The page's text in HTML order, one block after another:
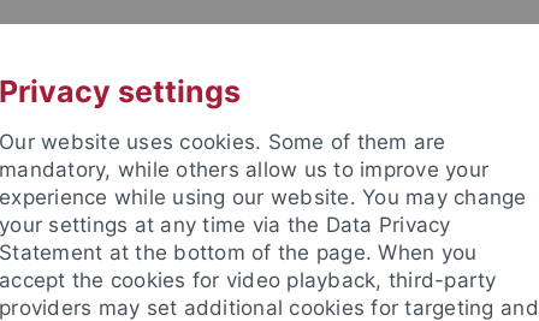
Privacy settings
Our website uses cookies. Some of them are
mandatory, while others allow us to improve your
experience while using our website. You may change
your settings at any time via the Data Privacy
Statement at the bottom of the page. When you
accept the cookies for video playback, third-party
providers may set additional cookies for targeting and